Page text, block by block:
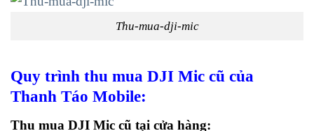
Thu-mua-dji-mic
Quy trình thu mua DJI Mic cũ của
Thanh Táo Mobile:
Thu mua DJI Mic cũ tại cửa hàng: